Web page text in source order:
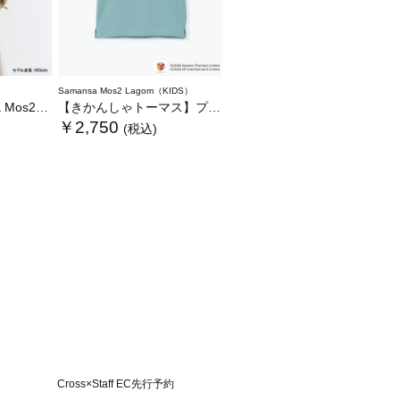
みバッグ
Samansa Mos2 Lagom（KIDS）
【きかんしゃトーマス】プリントTシャツ
￥2,750 (税込)